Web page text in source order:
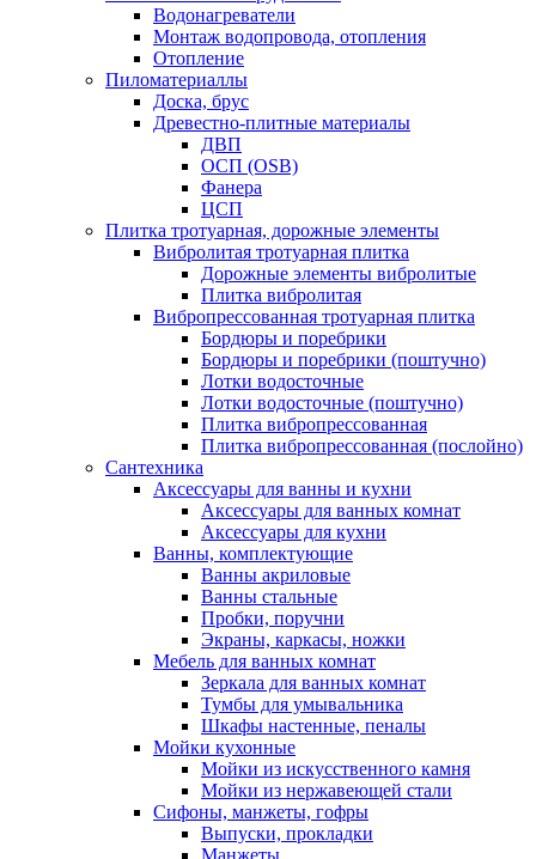
Водонагреватели
Монтаж водопровода, отопления
Отопление
Пиломатериаллы
Доска, брус
Древестно-плитные материалы
ДВП
ОСП (OSB)
Фанера
ЦСП
Плитка тротуарная, дорожные элементы
Вибролитая тротуарная плитка
Дорожные элементы вибролитые
Плитка вибролитая
Вибропрессованная тротуарная плитка
Бордюры и поребрики
Бордюры и поребрики (поштучно)
Лотки водосточные
Лотки водосточные (поштучно)
Плитка вибропрессованная
Плитка вибропрессованная (послойно)
Сантехника
Аксессуары для ванны и кухни
Аксессуары для ванных комнат
Аксессуары для кухни
Ванны, комплектующие
Ванны акриловые
Ванны стальные
Пробки, поручни
Экраны, каркасы, ножки
Мебель для ванных комнат
Зеркала для ванных комнат
Тумбы для умывальника
Шкафы настенные, пеналы
Мойки кухонные
Мойки из искусственного камня
Мойки из нержавеющей стали
Сифоны, манжеты, гофры
Выпуски, прокладки
Манжеты